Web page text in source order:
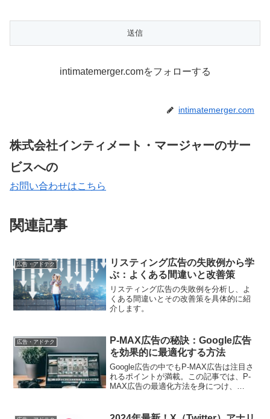
intimatemerger.comをフォローする
intimatemerger.com
株式会社インティメート・マージャーのサー
ビスへの
お問い合わせはこちら
関連記事
広告・アドテク
リスティング広告の失敗例から学
ぶ：よくある間違いと改善策
リスティング広告の失敗例を分析し、よ
くある間違いとその改善策を具体的に紹
介します。
広告・アドテク
P-MAX広告の秘訣：Google広告
を効果的に最適化する方法
Google広告の中でもP-MAX広告は注目さ
れるポイントが満載。この記事では、P-
MAX広告の最適化方法を身につけ、